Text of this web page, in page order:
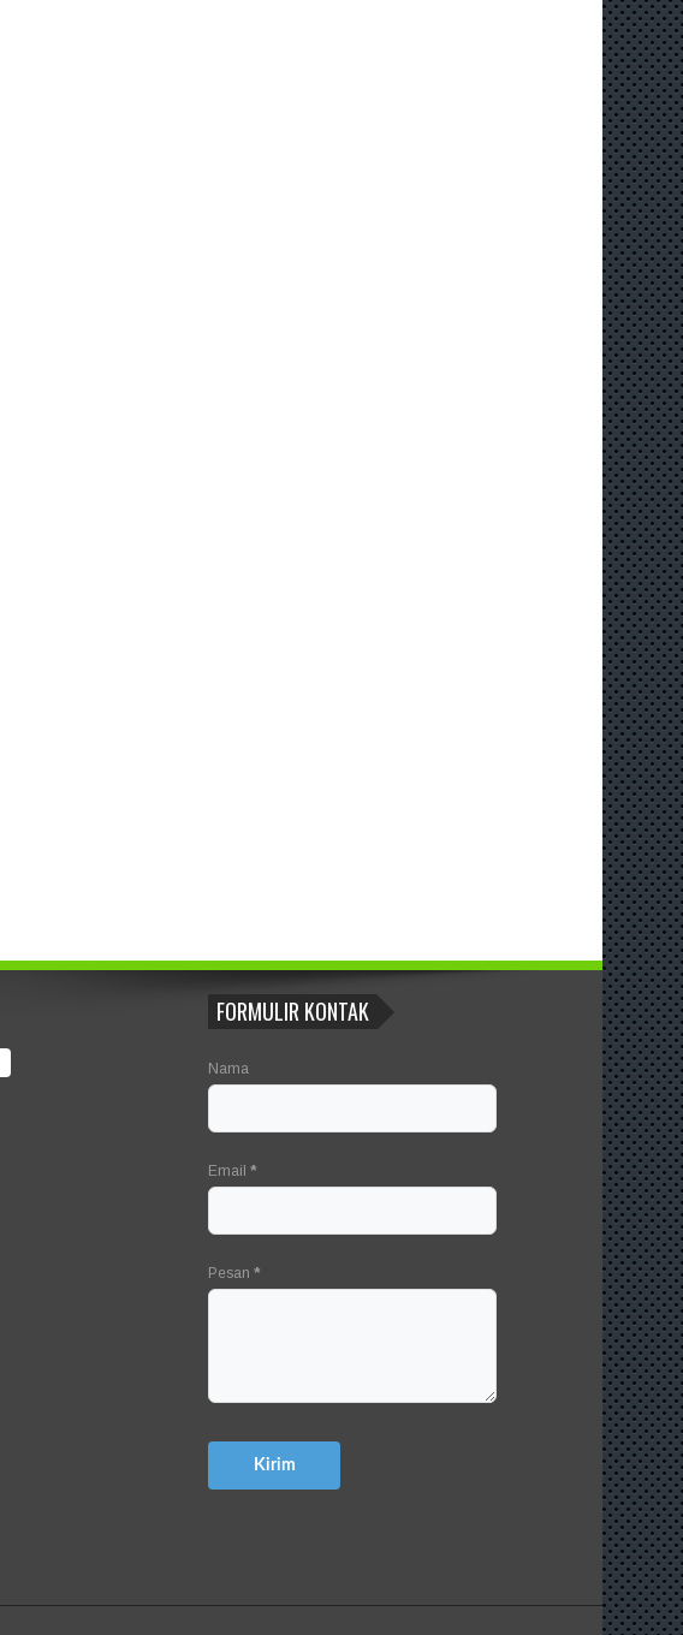
FORMULIR KONTAK
Nama
Email*
Pesan*